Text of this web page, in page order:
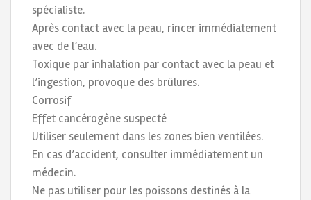
spécialiste.
Après contact avec la peau, rincer immédiatement
avec de l’eau.
Toxique par inhalation par contact avec la peau et
l’ingestion, provoque des brûlures.
Corrosif
Effet cancérogène suspecté
Utiliser seulement dans les zones bien ventilées.
En cas d’accident, consulter immédiatement un
médecin.
Ne pas utiliser pour les poissons destinés à la